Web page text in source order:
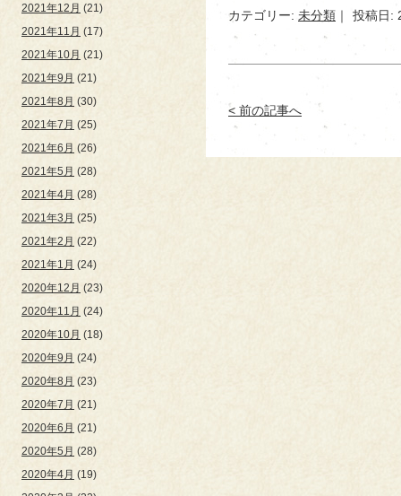
2021年12月 (21)
2021年11月 (17)
2021年10月 (21)
2021年9月 (21)
2021年8月 (30)
2021年7月 (25)
2021年6月 (26)
2021年5月 (28)
2021年4月 (28)
2021年3月 (25)
2021年2月 (22)
2021年1月 (24)
2020年12月 (23)
2020年11月 (24)
2020年10月 (18)
2020年9月 (24)
2020年8月 (23)
2020年7月 (21)
2020年6月 (21)
2020年5月 (28)
2020年4月 (19)
カテゴリー: 未分類 投稿日:
< 前の記事へ